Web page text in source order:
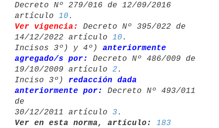
Decreto Nº 279/016 de 12/09/2016
artículo 10
Ver vigencia:
Decreto Nº 395/022 de
14/12/2022 artículo 10 .
Incisos 3º) y 4º) anteriormente
agregado/s por:
Decreto Nº 486/009 de
19/10/2009 artículo 2 .
Inciso 3º) redacción dada
anteriormente por:
Decreto Nº 493/011
de
30/12/2011 artículo 3
Ver en esta norma, artículo:
183